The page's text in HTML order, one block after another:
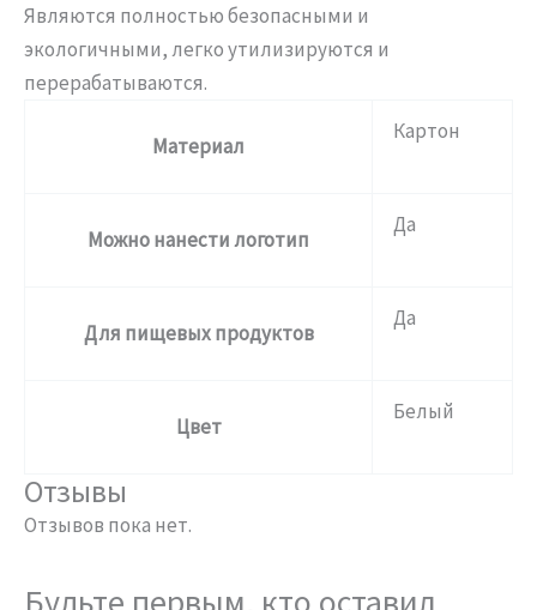
Являются полностью безопасными и
экологичными, легко утилизируются и
перерабатываются.
Материал
Картон
Можно нанести логотип
Да
Для пищевых продуктов
Да
Цвет
Белый
Отзывы
Отзывов пока нет.